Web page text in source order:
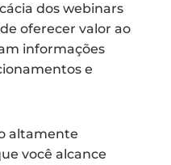
dos webinars
oferecer valor ao
informações
e
altamente
você alcance